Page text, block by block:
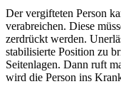
Der vergifteten Person
verabreichen. Diese
zerdrückt werden.
stabilisierte Position zu
Seitenlagen. Dann ruft
wird die Person ins